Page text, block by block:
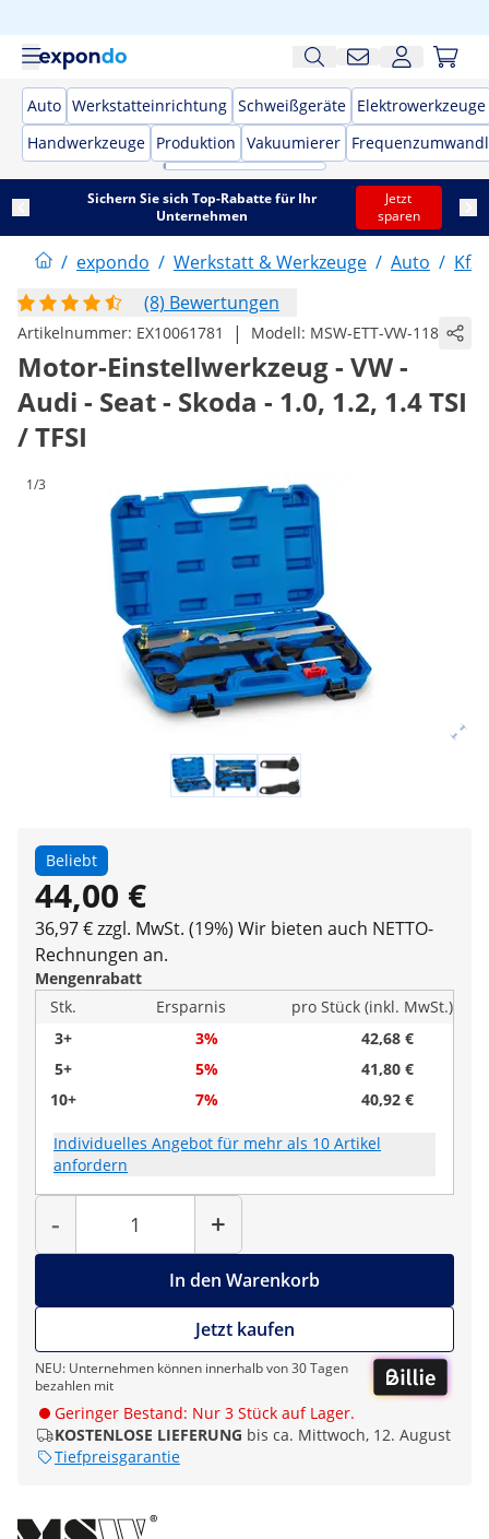
Auto Werkstatteinrichtung Schweißgeräte Elektrowerkzeuge
Handwerkzeuge Produktion Vakuumierer
Sichern Sie sich Top-Rabatte für Ihr
Unternehmen
Jetzt
sparen
/ expondo / Werkstatt & Werkzeuge / Auto /
(8) Bewertungen
Artikelnummer: EX10061781 | Modell: MSW-ETT-VW-118
Motor-Einstellwerkzeug - VW -
Audi - Seat - Skoda - 1.0, 1.2, 1.4 TSI
/ TFSI
1/3
Beliebt
44,00 €
36,97 € zzgl. MwSt. (19%) Wir bieten auch NETTO-
Rechnungen an.
Mengenrabatt
Stk.
Ersparnis
pro Stück (inkl. MwSt.)
3+
3%
42,68 €
5+
5%
41,80 €
10+
7% 40,92 €
Individuelles Angebot für mehr als 10 Artikel
anfordern
-
Menge
+
In den Warenkorb
Jetzt kaufen
NEU: Unternehmen können innerhalb von 30 Tagen
bezahlen mit
Geringer Bestand: Nur 3 Stück auf Lager.
KOSTENLOSE LIEFERUNG bis ca. Mittwoch, 12. August
Tiefpreisgarantie